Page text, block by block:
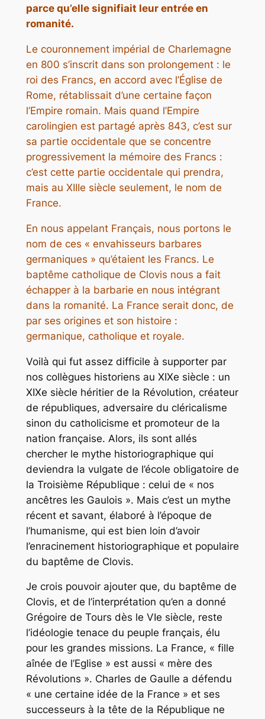
parce qu’elle signifiait leur entrée en
romanité.
Le couronnement impérial de Charlemagne
en 800 s’inscrit dans son prolongement : le
roi des Francs, en accord avec l’Église de
Rome, rétablissait d’une certaine façon
l’Empire romain. Mais quand l’Empire
carolingien est partagé après 843, c’est sur
sa partie occidentale que se concentre
progressivement la mémoire des Francs :
c’est cette partie occidentale qui prendra,
mais au XIIIe siècle seulement, le nom de
France.
En nous appelant Français, nous portons le
nom de ces « envahisseurs barbares
germaniques » qu’étaient les Francs. Le
baptême catholique de Clovis nous a fait
échapper à la barbarie en nous intégrant
dans la romanité. La France serait donc, de
par ses origines et son histoire :
germanique, catholique et royale.
Voilà qui fut assez difficile à supporter par
nos collègues historiens au XIXe siècle : un
XIXe siècle héritier de la Révolution, créateur
de républiques, adversaire du cléricalisme
sinon du catholicisme et promoteur de la
nation française. Alors, ils sont allés
chercher le mythe historiographique qui
deviendra la vulgate de l’école obligatoire de
la Troisième République : celui de « nos
ancêtres les Gaulois ». Mais c’est un mythe
récent et savant, élaboré à l’époque de
l’humanisme, qui est bien loin d’avoir
l’enracinement historiographique et populaire
du baptême de Clovis.
Je crois pouvoir ajouter que, du baptême de
Clovis, et de l’interprétation qu’en a donné
Grégoire de Tours dès le VIe siècle, reste
l’idéologie tenace du peuple français, élu
pour les grandes missions. La France, « fille
aînée de l’Eglise » est aussi « mère des
Révolutions ». Charles de Gaulle a défendu
« une certaine idée de la France » et ses
successeurs à la tête de la République ne